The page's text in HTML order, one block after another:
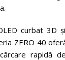
curbat 3D
ZERO 40
rapidă